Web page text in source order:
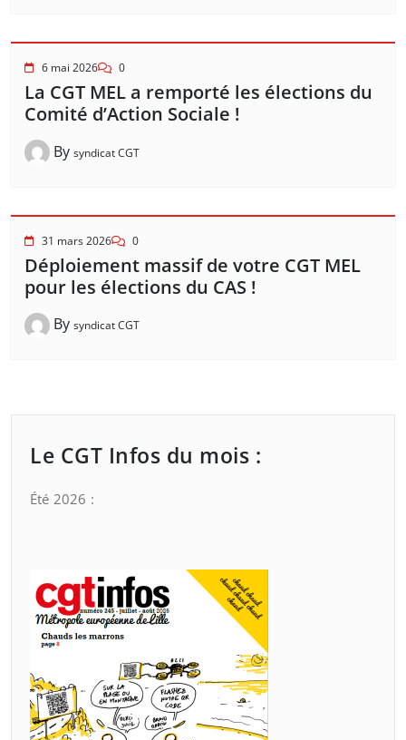
6 mai 2026 0
La CGT MEL a remporté les élections du
Comité d’Action Sociale !
By syndicat CGT
31 mars 2026 0
Déploiement massif de votre CGT MEL
pour les élections du CAS !
By syndicat CGT
Le CGT Infos du mois :
Été 2026 :